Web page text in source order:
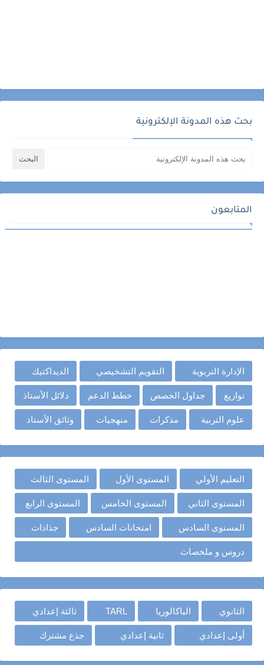
بحث هذه المدونة الإلكترونية
المتابعون
الإدارة التربوية التقويم التشخيصي الديداكتيك
توازيع جداول الحصص خطط الدعم دلائل الأستاذ
علوم التربية مذكرات منهجيات وثائق الأستاذ
التعليم الأولي المستوى الأول المستوى الثالث
المستوى الثاني المستوى الخامس المستوى الرابع
المستوى السادس امتحانات السادس جذاذات
دروس و ملخصات
الثانوي الباكالوريا TARL ثالثة إعدادي
أولى إعدادي ثانية إعدادي جذع مشترك